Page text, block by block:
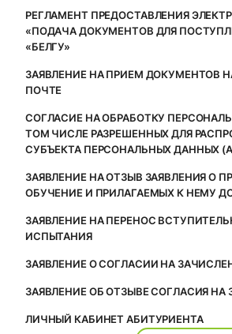
РЕГЛАМЕНТ ПРЕДОСТАВЛЕНИЯ
«ПОДАЧА ДОКУМЕНТОВ ДЛЯ
«БЕЛГУ»
ЗАЯВЛЕНИЕ НА ПРИЕМ ДОКУМЕНТОВ
ПОЧТЕ
СОГЛАСИЕ НА ОБРАБОТКУ
ТОМ ЧИСЛЕ РАЗРЕШЕННЫХ ДЛЯ
СУБЪЕКТА ПЕРСОНАЛЬНЫХ ДАННЫХ
ЗАЯВЛЕНИЕ НА ОТЗЫВ ЗАЯВЛЕНИЯ О
ОБУЧЕНИЕ И ПРИЛАГАЕМЫХ К НЕМУ
ЗАЯВЛЕНИЕ НА ПЕРЕНОС
ИСПЫТАНИЯ
ЗАЯВЛЕНИЕ О СОГЛАСИИ НА
ЗАЯВЛЕНИЕ ОБ ОТЗЫВЕ СОГЛАСИЯ НА
ЛИЧНЫЙ КАБИНЕТ АБИТУРИЕНТА